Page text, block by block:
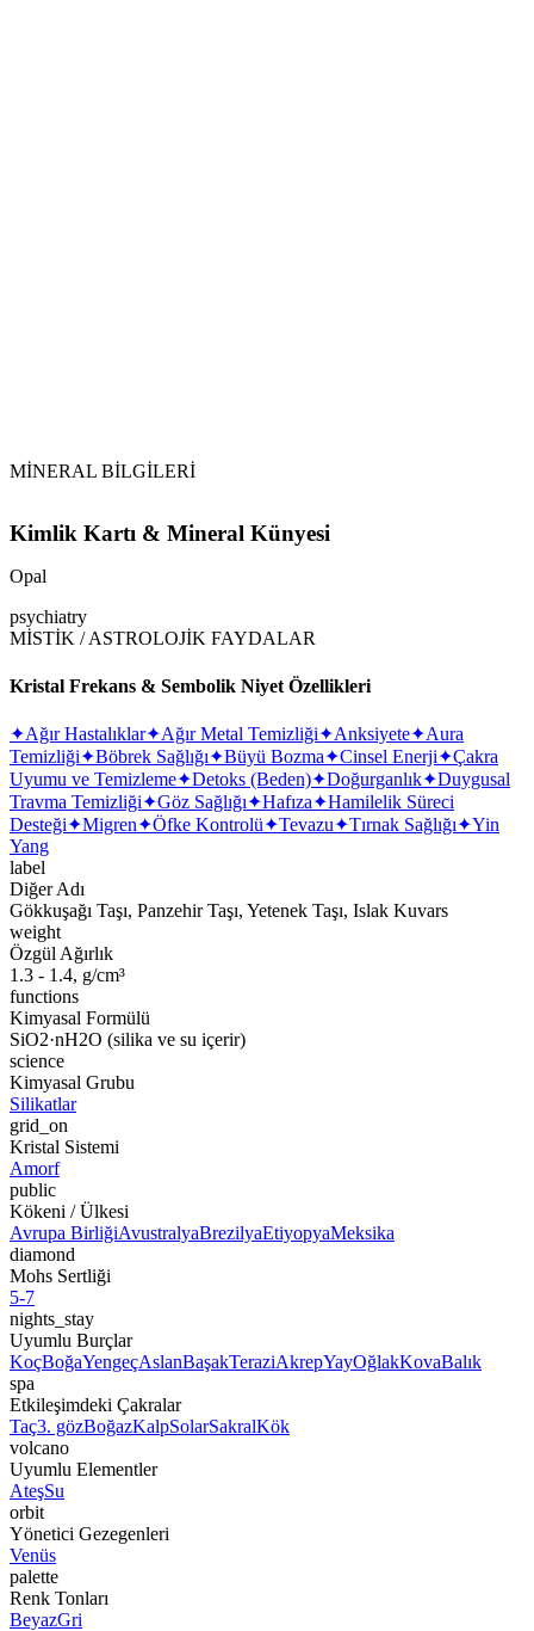
MİNERAL BİLGİLERİ
Kimlik Kartı & Mineral Künyesi
Opal
psychiatry
MİSTİK / ASTROLOJİK FAYDALAR
Kristal Frekans & Sembolik Niyet Özellikleri
✦Ağır Hastalıklar✦Ağır Metal Temizliği✦Anksiyete✦Aura
Temizliği✦Böbrek Sağlığı✦Büyü Bozma✦Cinsel Enerji✦Çakra
Uyumu ve Temizleme✦Detoks (Beden)✦Doğurganlık✦Duygusal
Travma Temizliği✦Göz Sağlığı✦Hafıza✦Hamilelik Süreci
Desteği✦Migren✦Öfke Kontrolü✦Tevazu✦Tırnak Sağlığı✦Yin
Yang
label
Diğer Adı
Gökkuşağı Taşı, Panzehir Taşı, Yetenek Taşı, Islak Kuvars
weight
Özgül Ağırlık
1.3 - 1.4, g/cm³
functions
Kimyasal Formülü
SiO2·nH2O (silika ve su içerir)
science
Kimyasal Grubu
Silikatlar
grid_on
Kristal Sistemi
Amorf
public
Kökeni / Ülkesi
Avrupa BirliğiAvustralyaBrezilyaEtiyopyaMeksika
diamond
Mohs Sertliği
5-7
nights_stay
Uyumlu Burçlar
KoçBoğaYengeçAslanBaşakTeraziAkrepYayOğlakKovaBalık
spa
Etkileşimdeki Çakralar
Taç3. gözBoğazKalpSolarSakralKök
volcano
Uyumlu Elementler
AteşSu
orbit
Yönetici Gezegenleri
Venüs
palette
Renk Tonları
BeyazGri